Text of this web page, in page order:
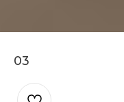
03